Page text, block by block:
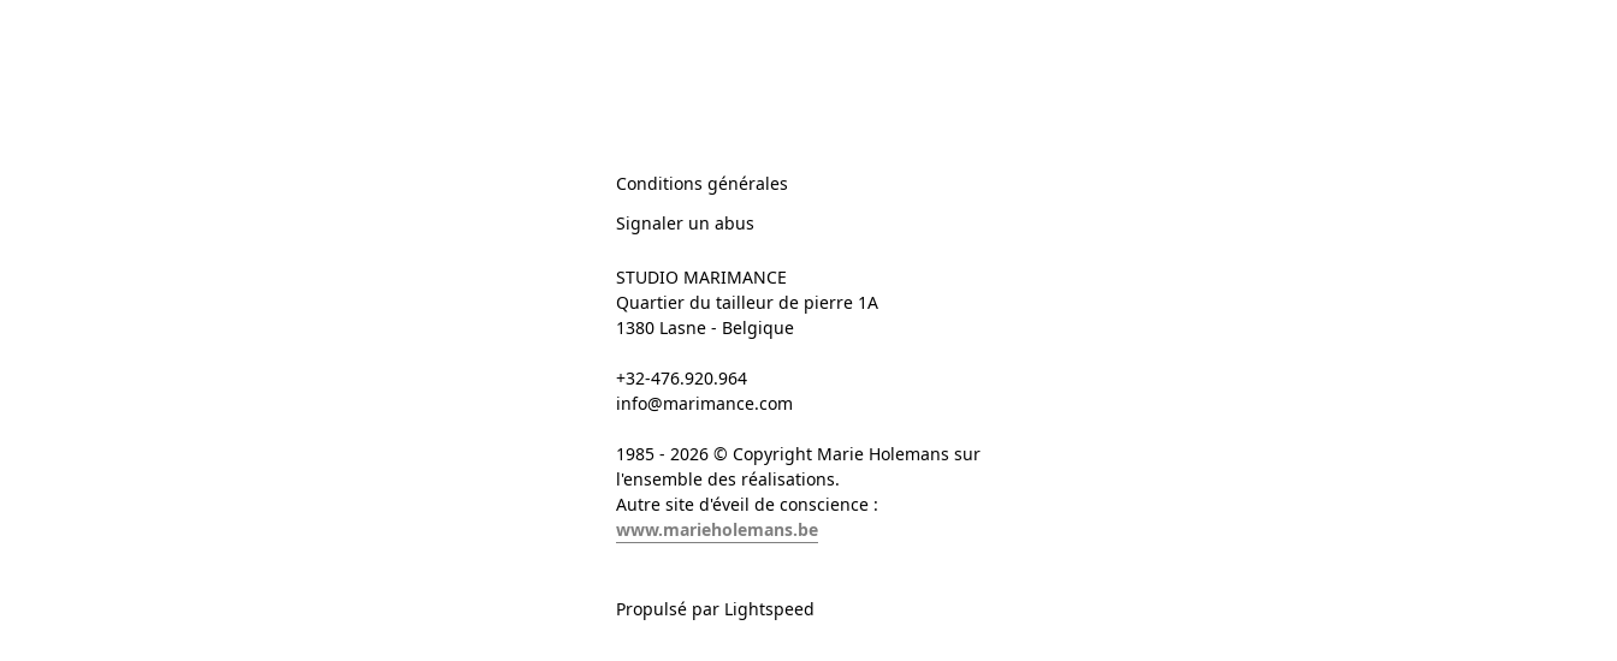
Conditions générales
Signaler un abus
STUDIO MARIMANCE
Quartier du tailleur de pierre 1A
1380 Lasne - Belgique
+32-476.920.964
info@marimance.com
1985 - 2026 © Copyright Marie Holemans sur
l'ensemble des réalisations.
Autre site d'éveil de conscience :
www.marieholemans.be
Propulsé par Lightspeed